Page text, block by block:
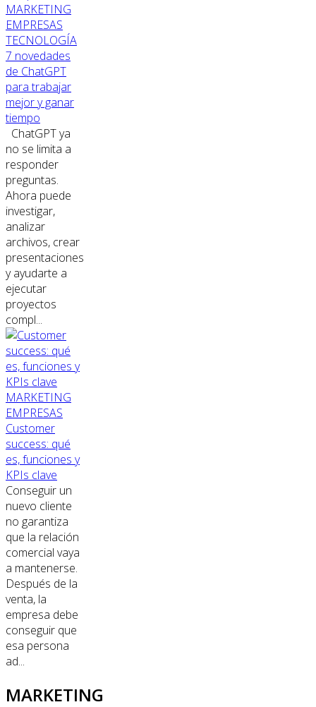
MARKETING
EMPRESAS
TECNOLOGÍA
7 novedades
de ChatGPT
para trabajar
mejor y ganar
tiempo
ChatGPT ya
no se limita a
responder
preguntas.
Ahora puede
investigar,
analizar
archivos, crear
presentaciones
y ayudarte a
ejecutar
proyectos
compl...
MARKETING
EMPRESAS
Customer
success: qué
es, funciones y
KPIs clave
Conseguir un
nuevo cliente
no garantiza
que la relación
comercial vaya
a mantenerse.
Después de la
venta, la
empresa debe
conseguir que
esa persona
ad...
MARKETING